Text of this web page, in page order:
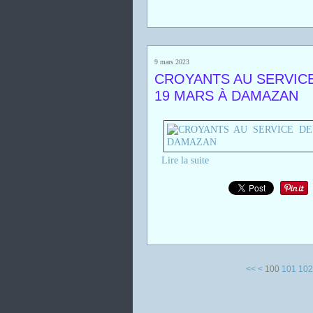
9 mars 2023
CROYANTS AU
19 MARS À DAMAZAN
Lire la suite
<< < 100 101 102